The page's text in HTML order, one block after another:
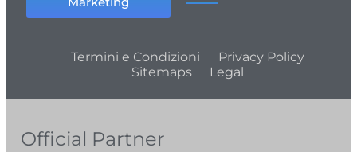
Termini e Condizioni
Privacy Policy
Sitemaps
Legal
Official Partner